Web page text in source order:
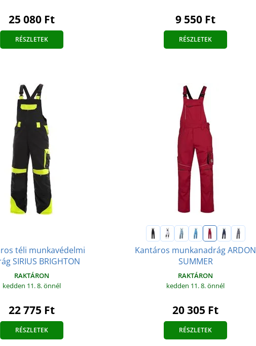
25 080 Ft
RÉSZLETEK
9 550 Ft
RÉSZLETEK
téli munkavédelmi
SIRIUS BRIGHTON
RAKTÁRON
kedden 11. 8.önnél
22 775 Ft
RÉSZLETEK
Kantáros munkanadrág ARDON
SUMMER
RAKTÁRON
kedden 11. 8.önnél
20 305 Ft
RÉSZLETEK